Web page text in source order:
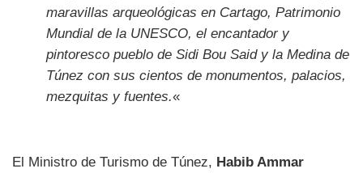
maravillas arqueológicas en Cartago, Patrimonio
Mundial de la UNESCO, el encantador y
pintoresco pueblo de Sidi Bou Said y la Medina de
Túnez con sus cientos de monumentos, palacios,
mezquitas y fuentes.«
El Ministro de Turismo de Túnez, Habib Ammar